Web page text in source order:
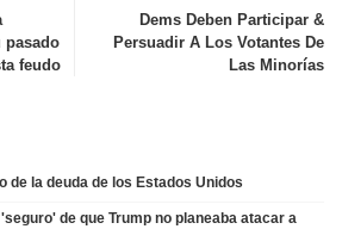
pasado
feudo
Dems Deben Participar &
Persuadir A Los Votantes De
Las Minorías
de la deuda de los Estados Unidos
de que Trump no planeaba atacar a